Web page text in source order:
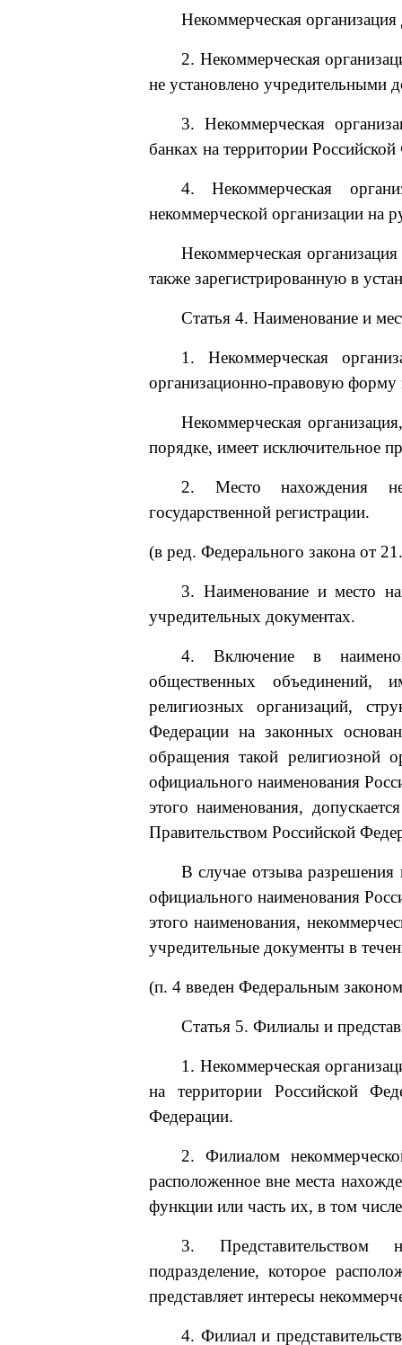
Некоммерческая
2. Некоммерческая
не установлено учредительными
3. Некоммерческая
банках на территории
4. Некоммерческая
некоммерческой организации на
Некоммерческая
также зарегистрированную в
Статья 4. Наименование и
1. Некоммерческая
организационно-правовую форму
Некоммерческая
порядке, имеет исключительное
2. Место нахождения
государственной регистрации.
(в ред. Федерального закона от
3. Наименование и место
учредительных документах.
4. Включение в
общественных объединений,
религиозных организаций,
Федерации на законных
обращения такой религиозной
официального наименования
этого наименования,
Правительством Российской
В случае отзыва разрешения
официального наименования
этого наименования,
учредительные документы в
(п. 4 введен Федеральным
Статья 5. Филиалы и
1. Некоммерческая
на территории Российской
Федерации.
2. Филиалом
расположенное вне места
функции или часть их, в том
3. Представительством
подразделение, которое
представляет интересы
4. Филиал и